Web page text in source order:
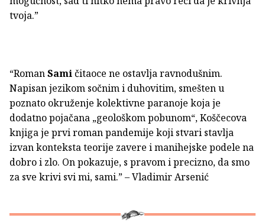
tvoja.”
“RomanSamičitaoce ne ostavlja ravnodušnim.
Napisan jezikom sočnim i duhovitim, smešten u
poznato okruženje kolektivne paranoje koja je
dodatno pojačana „geološkom pobunom“, Koščecova
knjiga je prvi roman pandemije koji stvari stavlja
izvan konteksta teorije zavere i manihejske podele na
dobro i zlo. On pokazuje, s pravom i precizno, da smo
za sve krivi svi mi, sami.”–Vladimir Arsenić